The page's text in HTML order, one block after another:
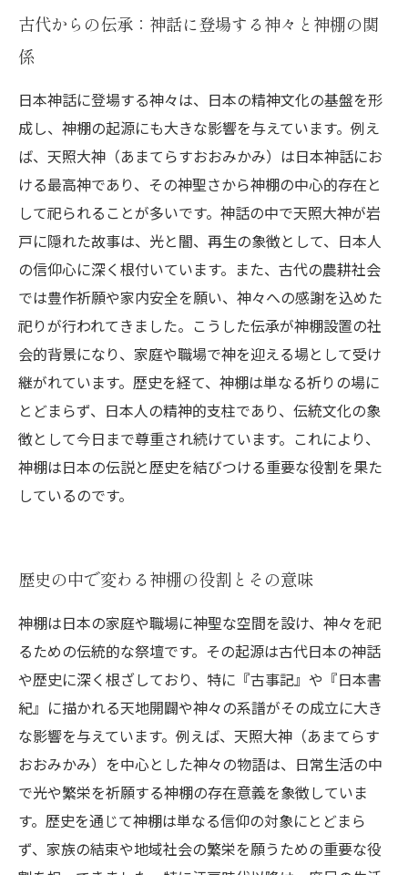
古代からの伝承：神話に登場する神々と神棚の関
係
日本神話に登場する神々は、日本の精神文化の基盤を形
成し、神棚の起源にも大きな影響を与えています。例え
ば、天照大神（あまてらすおおみかみ）は日本神話にお
ける最高神であり、その神聖さから神棚の中心的存在と
して祀られることが多いです。神話の中で天照大神が岩
戸に隠れた故事は、光と闇、再生の象徴として、日本人
の信仰心に深く根付いています。また、古代の農耕社会
では豊作祈願や家内安全を願い、神々への感謝を込めた
祀りが行われてきました。こうした伝承が神棚設置の社
会的背景になり、家庭や職場で神を迎える場として受け
継がれています。歴史を経て、神棚は単なる祈りの場に
とどまらず、日本人の精神的支柱であり、伝統文化の象
徴として今日まで尊重され続けています。これにより、
神棚は日本の伝説と歴史を結びつける重要な役割を果た
しているのです。
歴史の中で変わる神棚の役割とその意味
神棚は日本の家庭や職場に神聖な空間を設け、神々を祀
るための伝統的な祭壇です。その起源は古代日本の神話
や歴史に深く根ざしており、特に『古事記』や『日本書
紀』に描かれる天地開闢や神々の系譜がその成立に大き
な影響を与えています。例えば、天照大神（あまてらす
おおみかみ）を中心とした神々の物語は、日常生活の中
で光や繁栄を祈願する神棚の存在意義を象徴していま
す。歴史を通じて神棚は単なる信仰の対象にとどまら
ず、家族の結束や地域社会の繁栄を願うための重要な役